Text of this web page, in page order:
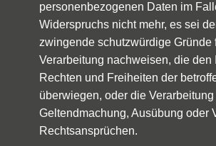
personenbezogenen Daten im
Widerspruchs nicht mehr, es sei
zwingende schutzwürdige Gründe
Verarbeitung nachweisen, die den
Rechten und Freiheiten der
überwiegen, oder die
Geltendmachung, Ausübung oder
Rechtsansprüchen.